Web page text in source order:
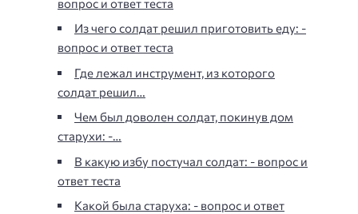
вопрос и ответ теста
Из чего солдат решил приготовить еду: -
вопрос и ответ теста
Где лежал инструмент, из которого
солдат решил…
Чем был доволен солдат, покинув дом
старухи: -…
В какую избу постучал солдат: - вопрос и
ответ теста
Какой была старуха: - вопрос и ответ